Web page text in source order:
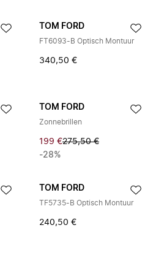
TOM FORD
FT6093-B Optisch Montuur
340,50 €
TOM FORD
Zonnebrillen
199 €275,50 €
-28%
TOM FORD
TF5735-B Optisch Montuur
240,50 €